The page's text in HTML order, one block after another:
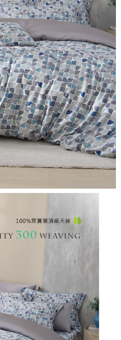
代理人或監護人之同意方可使用
辦者引起之損失，本公司不負相關責
依據個別帳號之用戶狀況，依本公司即
度不足之情形，本公司將視審查結果
人資訊註冊。若發現惡意使用之情形，
用戶之使用額度並採取法律行動。